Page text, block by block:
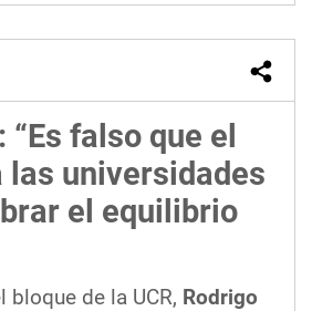
“Es falso que el
las universidades
el equilibrio
bloque de la UCR, Rodrigo